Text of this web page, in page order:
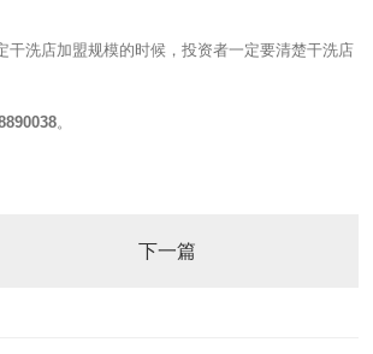
洗店加盟规模的时候，投资者一定要清楚干洗店
。
下一篇